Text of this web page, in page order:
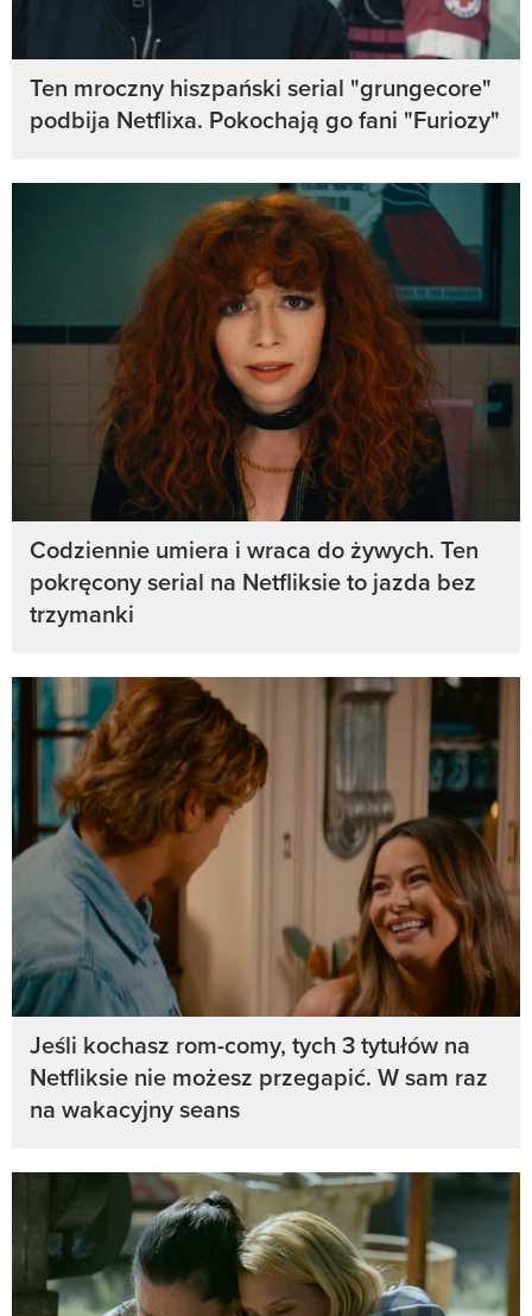
Ten mroczny hiszpański serial "grungecore"
podbija Netflixa. Pokochają go fani "Furiozy"
Codziennie umiera i wraca do żywych. Ten
pokręcony serial na Netfliksie to jazda bez
trzymanki
Jeśli kochasz rom-comy, tych 3 tytułów na
Netfliksie nie możesz przegapić. W sam raz
na wakacyjny seans